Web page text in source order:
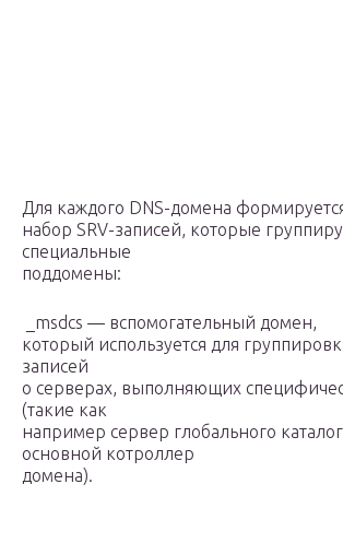
Для каждого DNS-домена
набор SRV-записей, которые
специальные
поддомены:
_msdcs — вспомогательный домен,
который используется для
записей
о серверах, выполняющих
(такие как
например сервер глобального
основной котроллер
домена).